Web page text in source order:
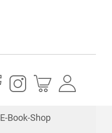
Mein Warenkorb
E-Book-Shop